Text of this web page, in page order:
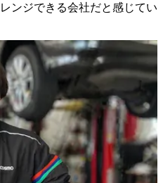
ンジできる会社だと感じてい